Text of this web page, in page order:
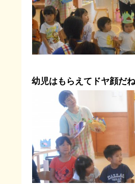
幼児はもらえてドヤ顔だ